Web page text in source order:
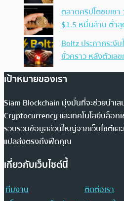
ตลาดคริปโตซบเซ
$1.5 หมื่นล้าน ต่ำ
Boltz ประกาศระงั
ชั่วคราว หลังตัวเล
เป้าหมายของเรา
Siam Blockchain มุ่งมั่นที่จะช่วยนำเ
Cryptocurrency และเทคโนโลยีบล็อก
รวบรวมข้อมูลส่วนใหญ่จากเว็บไซต์แล
แปลส่งตรงถึงฟีดคุณ
เกี่ยวกับเว็บไซต์นี้
ทีมงาน
ติดต่อเรา